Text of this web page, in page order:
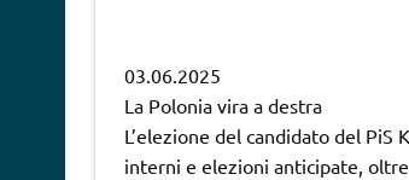
03.06.2025
La Polonia vira a destra
L’elezione del candidato del
interni e elezioni anticipate,